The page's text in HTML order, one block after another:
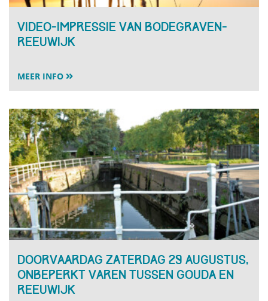
Video-impressie van Bodegraven-
Reeuwijk
MEER INFO
Doorvaardag zaterdag 29 augustus,
onbeperkt varen tussen Gouda en
Reeuwijk